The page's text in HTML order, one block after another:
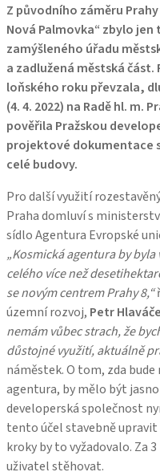
Z původního záměru
Nová Palmovka“ zbylo
zamýšleného úřadu
a zadlužená městská
loňského roku převzala,
(4. 4. 2022) na Radě hl. m.
pověřila Pražskou
projektové dokumentace
celé budovy.
Pro další využití
Praha domluví s
sídlo Agentura Evropské
„Kosmická agentura by
celého více než
se novým centrem Prahy 8,“
územní rozvoj, Petr
nemám vůbec strach, že
důstojné využití, aktuálně
náměstek. O tom, zda
agentura, by mělo být
developerská společnost
tento účel stavebně upravit
kroky by to vyžadovalo. Za
uživatel stěhovat.